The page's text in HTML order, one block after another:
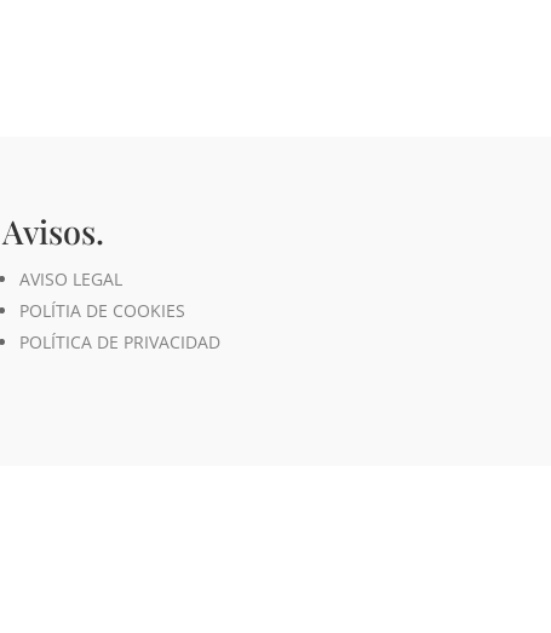
Avisos.
AVISO LEGAL
POLÍTIA DE COOKIES
POLÍTICA DE PRIVACIDAD